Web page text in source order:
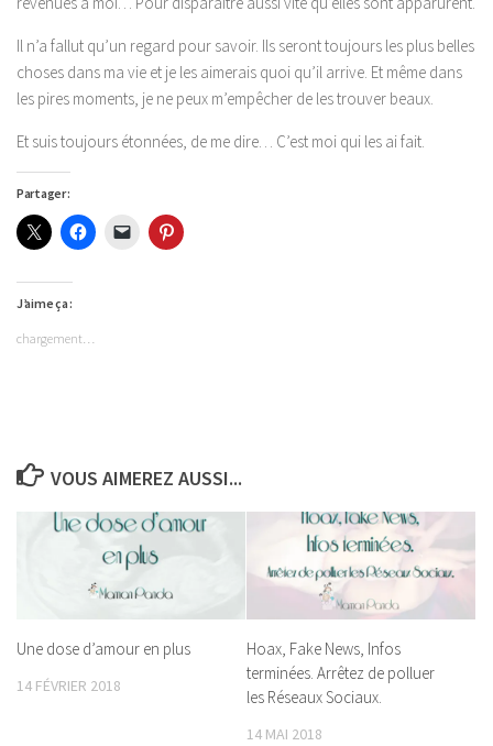
Il n’a fallut qu’un regard pour savoir. Ils seront toujours les plus belles
choses dans ma vie et je les aimerais quoi qu’il arrive. Et même dans
les pires moments, je ne peux m’empêcher de les trouver beaux.
Et suis toujours étonnées, de me dire… C’est moi qui les ai fait.
Partager :
J’aime ça :
chargement…
VOUS AIMEREZ AUSSI...
Une dose d’amour en plus
14 FÉVRIER 2018
Hoax, Fake News, Infos
terminées. Arrêtez de polluer
les Réseaux Sociaux.
14 MAI 2018